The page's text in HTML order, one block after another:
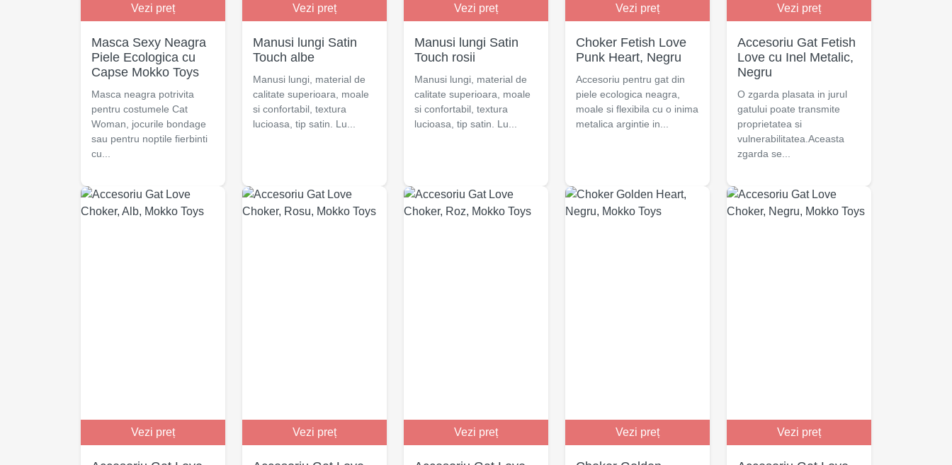
Vezi preț
Masca Sexy Neagra
Piele Ecologica cu
Capse Mokko Toys
Masca neagra potrivita
pentru costumele Cat
Woman, jocurile bondage
sau pentru noptile fierbinti
cu...
Vezi preț
Manusi lungi Satin
Touch albe
Manusi lungi, material de
calitate superioara, moale
si confortabil, textura
lucioasa, tip satin. Lu...
Vezi preț
Manusi lungi Satin
Touch rosii
Manusi lungi, material de
calitate superioara, moale
si confortabil, textura
lucioasa, tip satin. Lu...
Vezi preț
Choker Fetish Love
Punk Heart, Negru
Accesoriu pentru gat din
piele ecologica neagra,
moale si flexibila cu o inima
metalica argintie in...
Vezi preț
Accesoriu Gat Fetish
Love cu Inel Metalic,
Negru
O zgarda plasata in jurul
gatului poate transmite
proprietatea si
vulnerabilitatea.Aceasta
zgarda se...
Vezi preț Vezi preț Vezi preț Vezi preț Vezi preț